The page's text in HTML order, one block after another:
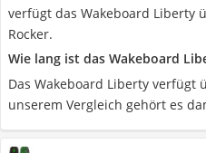
verfügt das Wakeboard Liberty
Rocker.
Wie lang ist das Wakeboard
Das Wakeboard Liberty verfügt
unserem Vergleich gehört es